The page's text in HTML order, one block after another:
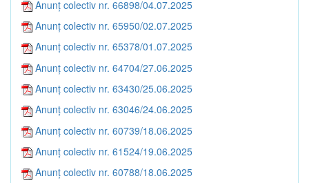
Anunț colectiv nr. 66898/04.07.2025
Anunț colectiv nr. 65950/02.07.2025
Anunț colectiv nr. 65378/01.07.2025
Anunț colectiv nr. 64704/27.06.2025
Anunț colectiv nr. 63430/25.06.2025
Anunț colectiv nr. 63046/24.06.2025
Anunț colectiv nr. 60739/18.06.2025
Anunț colectiv nr. 61524/19.06.2025
Anunț colectiv nr. 60788/18.06.2025